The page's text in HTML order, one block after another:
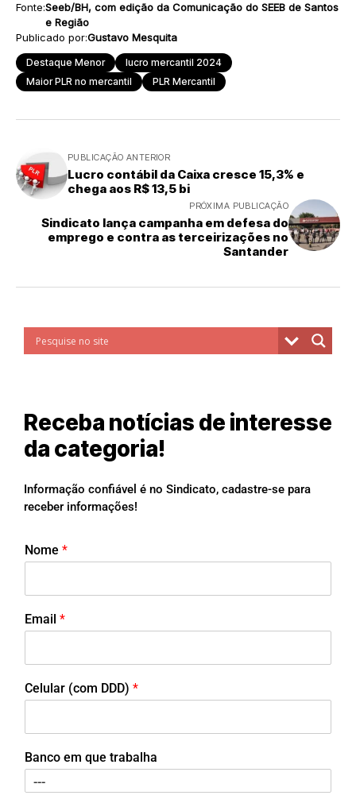
Fonte:Seeb/BH, com edição da Comunicação do SEEB de Santos
e Região
Publicado por:Gustavo Mesquita
Destaque Menor
lucro mercantil 2024
Maior PLR no mercantil
PLR Mercantil
PUBLICAÇÃO ANTERIOR
Lucro contábil da Caixa cresce 15,3% e
chega aos R$ 13,5 bi
PRÓXIMA PUBLICAÇÃO
Sindicato lança campanha em defesa do
emprego e contra as terceirizações no
Santander
Receba notícias de interesse
da categoria!
Informação confiável é no Sindicato, cadastre-se para
receber informações!
Nome *
Email *
Celular (com DDD) *
Banco em que trabalha